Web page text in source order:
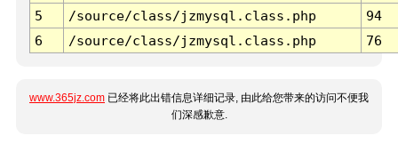
5
/source/class/jzmysql.class.php
94
6
/source/class/jzmysql.class.php 76
www.365jz.com 已经将此出错信息详细记录, 由此给您带来的访问不便我
们深感歉意.